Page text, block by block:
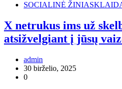
SOCIALINĖ
X netrukus ims už
atsižvelgiant į jūsų
admin
30 birželio, 2025
0